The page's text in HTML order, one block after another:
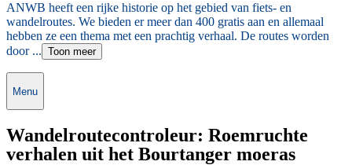
ANWB heeft een rijke historie op het gebied van fiets- en
wandelroutes. We bieden er meer dan 400 gratis aan en allemaal
hebben ze een thema met een prachtig verhaal. De routes worden
door ... Toon meer
Menu
Wandelroutecontroleur: Roemruchte
verhalen uit het Bourtanger moeras